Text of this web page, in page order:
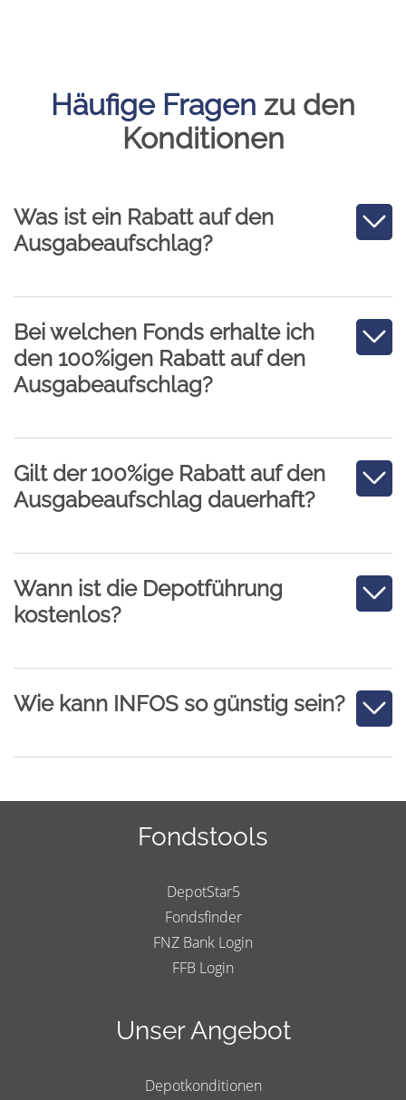
Häufige Fragen zu den
Konditionen
Was ist ein Rabatt auf den
Ausgabeaufschlag?
Bei welchen Fonds erhalte ich
den 100%igen Rabatt auf den
Ausgabeaufschlag?
Gilt der 100%ige Rabatt auf den
Ausgabeaufschlag dauerhaft?
Wann ist die Depotführung
kostenlos?
Wie kann INFOS so günstig sein?
Fondstools
DepotStar5
Fondsfinder
FNZ Bank Login
FFB Login
Unser Angebot
Depotkonditionen